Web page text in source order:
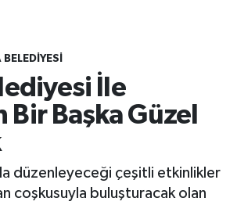
BELEDIYESI
İle
Bir Başka Güzel
düzenleyeceği çeşitli etkinlikler
coşkusuyla buluşturacak olan